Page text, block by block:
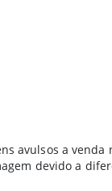
avulsos a venda
devido a